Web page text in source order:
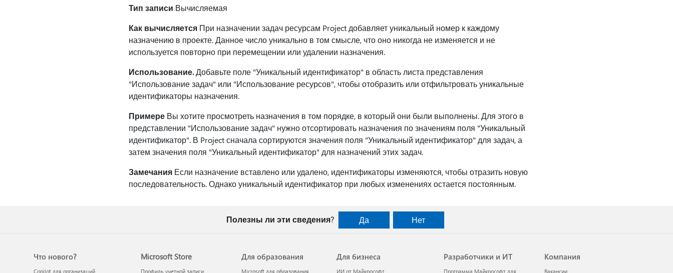
Тип записи Вычисляемая
Как вычисляетсяПри назначении задач ресурсам Project добавляет уникальный номер к каждому
назначению в проекте. Данное число уникально в том смысле, что оно никогда не изменяется и не
используется повторно при перемещении или удалении назначения.
Использование.Добавьте поле "Уникальный идентификатор" в область листа представления
"Использование задач" или "Использование ресурсов", чтобы отобразить или отфильтровать уникальные
идентификаторы назначения.
ПримереВы хотите просмотреть назначения в том порядке, в который они были выполнены. Для этого в
представлении "Использование задач" нужно отсортировать назначения по значениям поля "Уникальный
идентификатор". В Project сначала сортируются значения поля "Уникальный идентификатор" для задач, а
затем значения поля "Уникальный идентификатор" для назначений этих задач.
ЗамечанияЕсли назначение вставлено или удалено, идентификаторы изменяются, чтобы отразить новую
последовательность. Однако уникальный идентификатор при любых изменениях остается постоянным.
Полезны ли эти сведения? Да Нет
Что нового?
Copilot для организаций
Microsoft Store
Профиль учетной записи
Для образования
Microsoft для образования
Для бизнеса
ИИ от Майкрософт
Разработчики и ИТ
Программа Майкрософт для
Компания
Вакансии